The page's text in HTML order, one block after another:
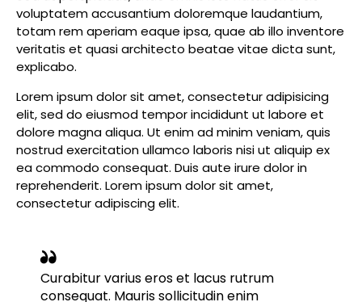
voluptatem accusantium doloremque laudantium,
totam rem aperiam eaque ipsa, quae ab illo inventore
veritatis et quasi architecto beatae vitae dicta sunt,
explicabo.
Lorem ipsum dolor sit amet, consectetur adipisicing
elit, sed do eiusmod tempor incididunt ut labore et
dolore magna aliqua. Ut enim ad minim veniam, quis
nostrud exercitation ullamco laboris nisi ut aliquip ex
ea commodo consequat. Duis aute irure dolor in
reprehenderit. Lorem ipsum dolor sit amet,
consectetur adipiscing elit.
Curabitur varius eros et lacus rutrum
consequat. Mauris sollicitudin enim